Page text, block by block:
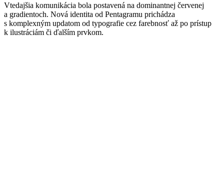
Vtedajšia komunikácia bola postavená na dominantnej červenej
a gradientoch. Nová identita od Pentagramu prichádza
s komplexným updatom od typografie cez farebnosť až po prístup
k ilustráciám či ďalším prvkom.